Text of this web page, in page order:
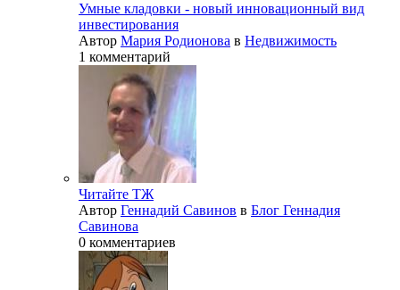
Умные кладовки - новый инновационный вид
инвестирования
Автор Мария Родионова в Недвижимость
1 комментарий
Читайте ТЖ
Автор Геннадий Савинов в Блог Геннадия
Савинова
0 комментариев